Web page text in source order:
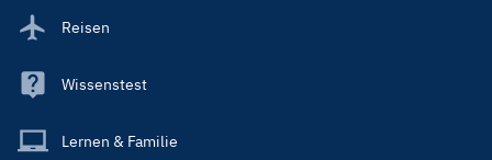
Reisen
Wissenstest
Lernen & Familie